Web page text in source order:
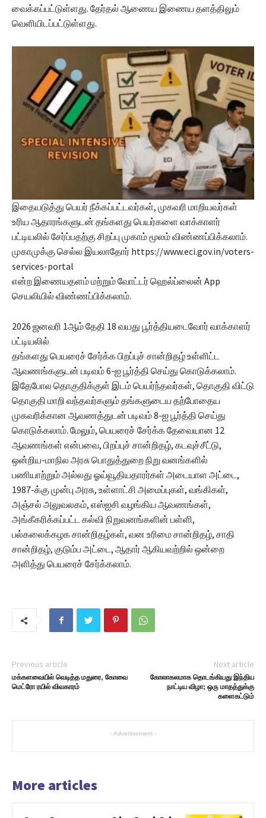
வைக்கப்பட்டுள்ளது. தேர்தல் ஆணைய இணைய தளத்திலும்
வெளியிடப்பட்டுள்ளது.
இதையடுத்து பெயர் நீக்கப்பட்டவர்கள், முகவரி மாறியவர்கள்
உரிய ஆதாரங்களுடன் தங்களது பெயர்களை வாக்காளர்
பட்டியலில் சேர்ப்பதற்கு சிறப்பு முகாம் மூலம் விண்ணப்பிக்கலாம்.
முகாமுக்கு செல்ல இயலாதோர் https://www.eci.gov.in/voters-
services-portal
என்ற இணையதளம் மற்றும் வோட்டர் ஹெல்ப்லைன் App
செயலியில் விண்ணப்பிக்கலாம்.
2026 ஜனவரி 1ஆம் தேதி 18 வயது பூர்த்தியடைவோர் வாக்காளர்
பட்டியலில்
தங்களது பெயரைச் சேர்க்க பிறப்புச் சான்றிதழ் உள்ளிட்ட
ஆவணங்களுடன் படிவம் 6-ஐ பூர்த்தி செய்து கொடுக்கலாம்.
இதேபோல தொகுதிக்குள் இடம் பெயர்ந்தவர்கள், தொகுதி விட்டு
தொகுதி மாறி வந்தவர்களும் தங்களுடைய தற்போதைய
முகவரிக்கான ஆவணத்துடன் படிவம் 8-ஐ பூர்த்தி செய்து
கொடுக்கலாம். மேலும், பெயரைச் சேர்க்க தேவையான 12
ஆவணங்கள் என்பவை, பிறப்புச் சான்றிதழ், கடவுச்சீட்டு,
ஒன்றிய-மாநில அரசு பொதுத்துறை நிறு வனங்களில்
பணியாற்றும் அல்லது ஓய்வூதியதாரர்கள் அடையாள அட்டை,
1987-க்கு முன்பு அரசு, உள்ளாட்சி அமைப்புகள், வங்கிகள்,
அஞ்சல் அலுவலகம், எஸ்ஐசி வழங்கிய ஆவணங்கள்,
அங்கீகரிக்கப்பட்ட கல்வி நிறுவனங்களின் பள்ளி,
பல்கலைக்கழக சான்றிதழ்கள், வன உரிமை சான்றிதழ், சாதி
சான்றிதழ், குடும்ப அட்டை, ஆதார் ஆகியவற்றில் ஒன்றை
அளித்து பெயரைச் சேர்க்கலாம்.
Previous article
மக்களவையில் வெடித்த மதுரை, கோவை
மெட்ரோ ரயில் விவகாரம்
Next article
கோலாகலமாக தொடங்கியது இந்திய
நாட்டிய விழா; ஒரு மாதத்துக்கு
களைகட்டும்
- Advertisement -
More articles